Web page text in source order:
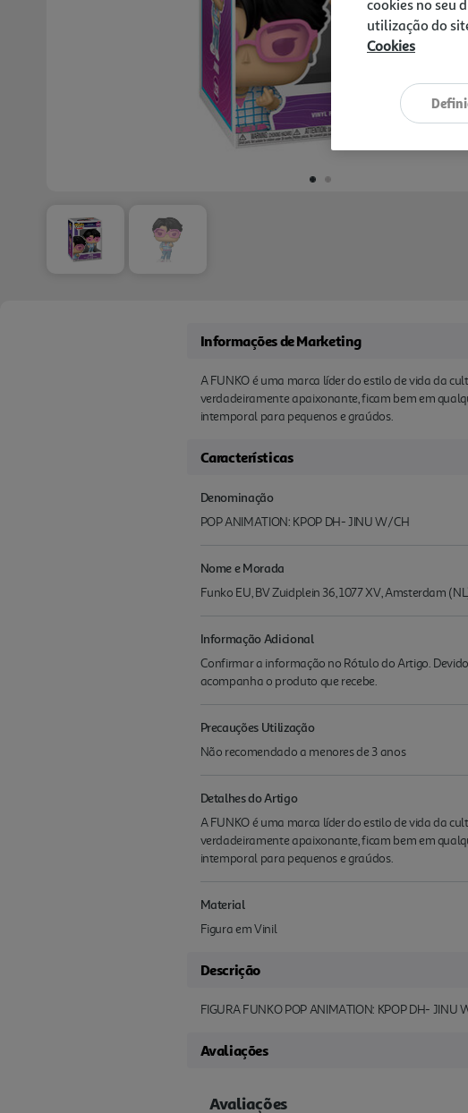
Informações de Marketing
A FUNKO é uma marca líder do estilo de vida da
verdadeiramente apaixonante, ficam bem em
intemporal para pequenos e graúdos.
Características
Denominação
POP ANIMATION: KPOP DH- JINU W/CH
Nome e Morada
Funko EU, BV Zuidplein 36, 1077 XV, Amsterdam
Informação Adicional
Confirmar a informação no Rótulo do Artigo.
acompanha o produto que recebe.
Precauções Utilização
Não recomendado a menores de 3 anos
Detalhes do Artigo
A FUNKO é uma marca líder do estilo de vida da
verdadeiramente apaixonante, ficam bem em
intemporal para pequenos e graúdos.
Material
Figura em Vinil
Descrição
FIGURA FUNKO POP ANIMATION: KPOP DH- JINU
Avaliações
cookies no seu
utilização do
Cookies